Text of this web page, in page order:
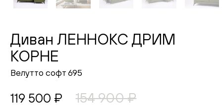
Комоды
Пуфы и банкетки
Подушки
Матрасы
Диван ЛЕННОКС ДРИМ
КОРНЕ
Велутто софт 695
119 500 ₽ 154 900 ₽